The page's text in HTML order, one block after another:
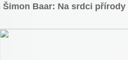
Baar: Na srdci přírody